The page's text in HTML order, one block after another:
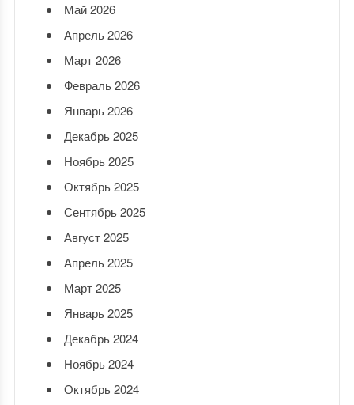
Май 2026
Апрель 2026
Март 2026
Февраль 2026
Январь 2026
Декабрь 2025
Ноябрь 2025
Октябрь 2025
Сентябрь 2025
Август 2025
Апрель 2025
Март 2025
Январь 2025
Декабрь 2024
Ноябрь 2024
Октябрь 2024